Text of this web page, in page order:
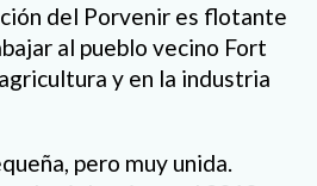
del Porvenir es flotante
al pueblo vecino Fort
y en la industria
pero muy unida.